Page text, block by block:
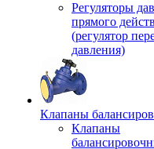
Регуляторы
прямого
(регулятор
давления)
Клапаны
Клапаны